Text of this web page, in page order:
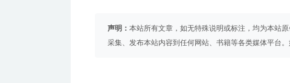
声明： 本站所有文章，如无特殊说明或标注，均为本站
采集、发布本站内容到任何网站、书籍等各类媒体平台